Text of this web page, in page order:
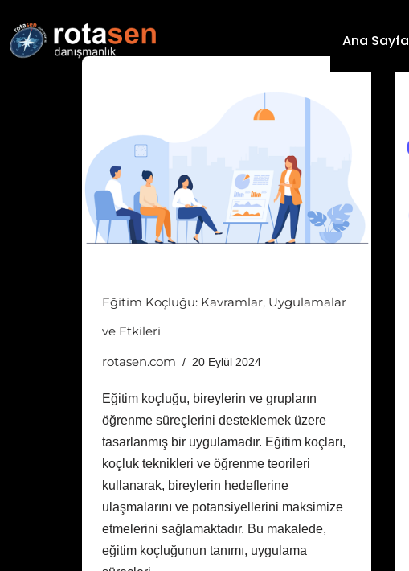
İçeriğe
Ana Sayfa
Eğitim Koçluğu: Kavramlar, Uygulamalar
ve Etkileri
rotasen.com
20 Eylül 2024
Eğitim koçluğu, bireylerin ve grupların
öğrenme süreçlerini desteklemek üzere
tasarlanmış bir uygulamadır. Eğitim koçları,
koçluk teknikleri ve öğrenme teorileri
kullanarak, bireylerin hedeflerine
ulaşmalarını ve potansiyellerini maksimize
etmelerini sağlamaktadır. Bu makalede,
eğitim koçluğunun tanımı, uygulama